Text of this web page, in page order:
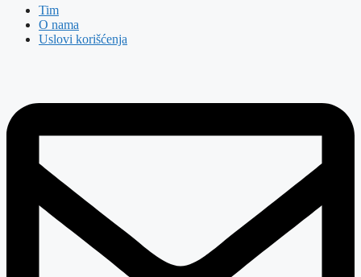
Tim
O nama
Uslovi korišćenja